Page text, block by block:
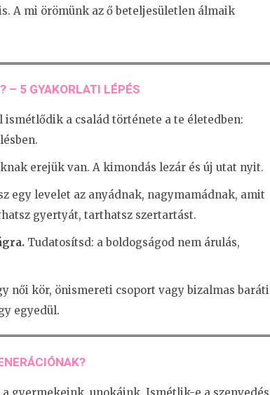
A mi örömünk az ő beteljesületlen álmaik
– 5 GYAKORLATI LÉPÉS
ismétlődik a család története a te életedben:
erejük van. A kimondás lezár és új utat nyit.
egy levelet az anyádnak, nagymamádnak, amit
gyertyát, tarthatsz szertartást.
Tudatosítsd: a boldogságod nem árulás,
női kör, önismereti csoport vagy bizalmas baráti
egyedül.